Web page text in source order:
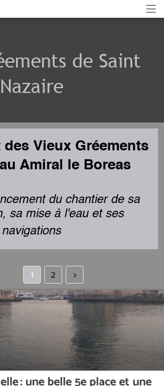
de Saint
Nazaire
des Vieux Gréements
Amiral le Boreas
du chantier de sa
sa mise à l'eau et ses
navigations
1 2 >